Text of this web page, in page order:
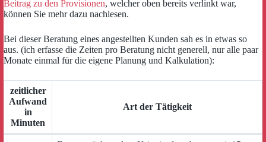
Beitrag zu den Provisionen, welcher oben bereits verlinkt war,
können Sie mehr dazu nachlesen.
Bei dieser Beratung eines angestellten Kunden sah es in etwas so
aus. (ich erfasse die Zeiten pro Beratung nicht generell, nur alle paar
Monate einmal für die eigene Planung und Kalkulation):
zeitlicher
Aufwand
in
Minuten
Art der Tätigkeit